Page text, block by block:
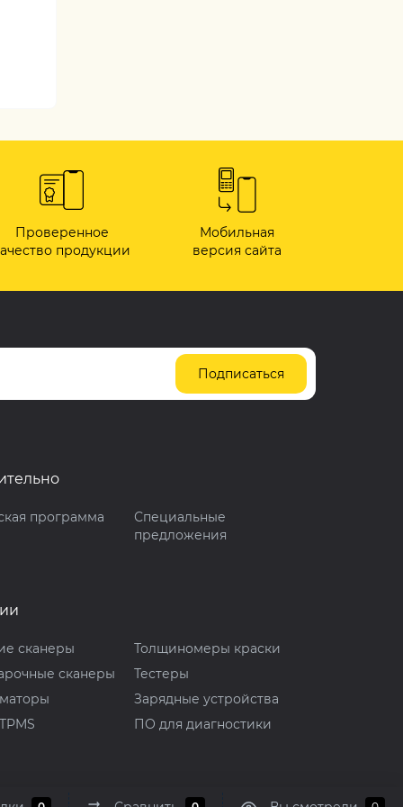
Проверенное
продукции
Мобильная
версия сайта
Подписаться
программа
Специальные
предложения
сканеры
сканеры
Толщиномеры краски
Тестеры
Зарядные устройства
ПО для диагностики